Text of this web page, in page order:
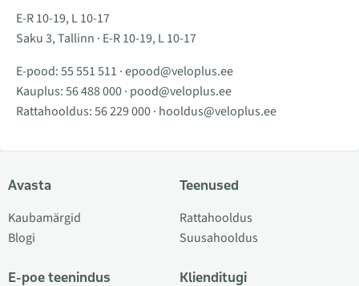
E-R 10-19, L 10-17
Saku 3, Tallinn · E-R 10-19, L 10-17
E-pood:55 551 511 ·epood@veloplus.ee
Kauplus:56 488 000· pood@veloplus.ee
Rattahooldus:56 229 000· hooldus@veloplus.ee
Avasta
Kaubamärgid
Blogi
E-poe teenindus
Teenused
Rattahooldus
Suusahooldus
Klienditugi